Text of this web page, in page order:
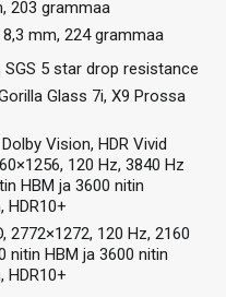
203 grammaa
8,3 mm, 224 grammaa
5 star drop resistance
Glass 7i, X9 Prossa
Vision, HDR Vivid
120 Hz, 3840 Hz
HBM ja 3600 nitin
HDR10+
2772×1272, 120 Hz, 2160
nitin HBM ja 3600 nitin
HDR10+